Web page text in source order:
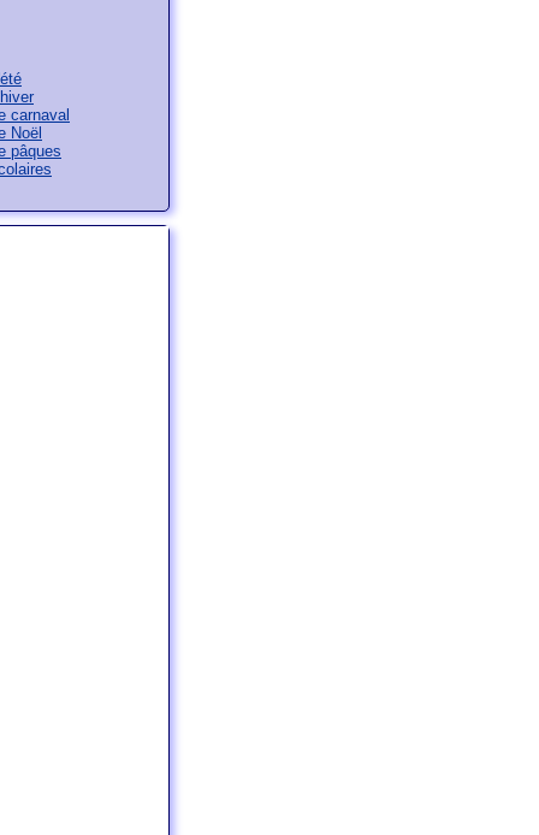
carnaval
Noël
pâques